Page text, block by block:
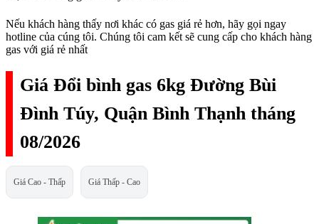
Nếu khách hàng thấy nơi khác có gas giá rẻ hơn, hãy gọi ngay
hotline của cúng tôi. Chúng tôi cam kết sẽ cung cấp cho khách hàng
gas với giá rẻ nhất
Giá Đổi bình gas 6kg Đường Bùi
Đình Túy, Quận Bình Thạnh tháng
08/2026
Giá Cao - Thấp Giá Thấp - Cao